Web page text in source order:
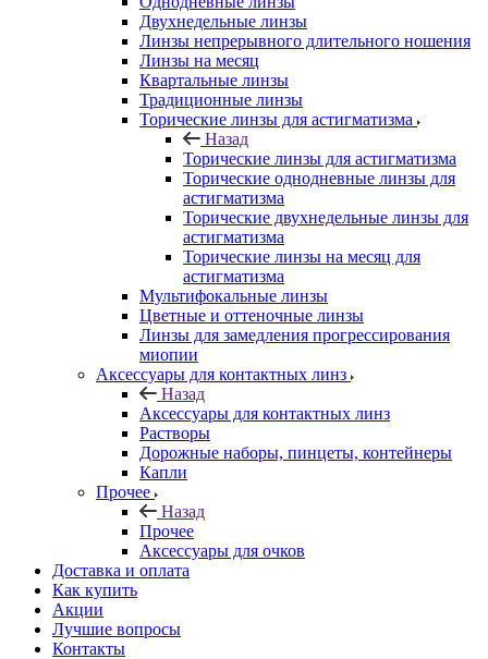
Двухнедельные линзы
Линзы непрерывного длительного ношения
Линзы на месяц
Квартальные линзы
Традиционные линзы
Торические линзы для астигматизма
Назад
Торические линзы для астигматизма
Торические однодневные линзы для
астигматизма
Торические двухнедельные линзы для
астигматизма
Торические линзы на месяц для
астигматизма
Мультифокальные линзы
Цветные и оттеночные линзы
Линзы для замедления прогрессирования
миопии
Аксессуары для контактных линз
Назад
Аксессуары для контактных линз
Растворы
Дорожные наборы, пинцеты, контейнеры
Капли
Прочее
Назад
Прочее
Аксессуары для очков
Доставка и оплата
Как купить
Акции
Лучшие вопросы
Контакты